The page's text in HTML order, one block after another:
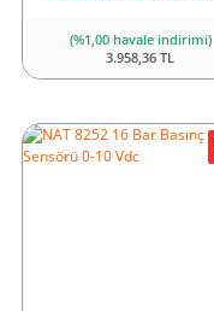
(%1,00 havale indirimi)
3.958,36 TL